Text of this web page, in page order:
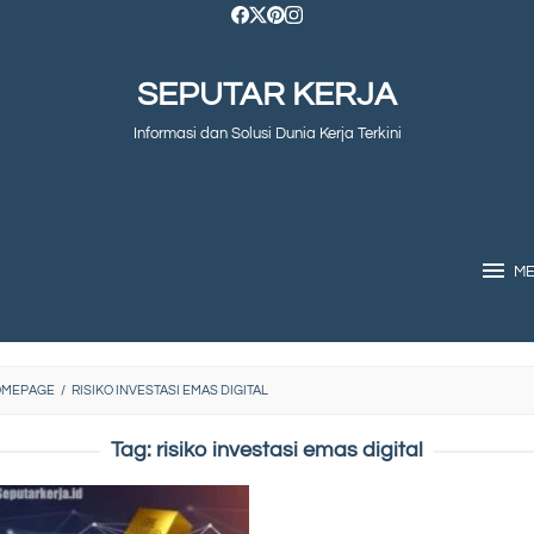
SEPUTAR KERJA
Informasi dan Solusi Dunia Kerja Terkini
/ RISIKO INVESTASI EMAS DIGITAL
Tag: risiko investasi emas digital